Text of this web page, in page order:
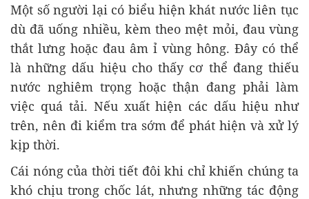
Một số người lại có biểu hiện khát nước liên tục
dù đã uống nhiều, kèm theo mệt mỏi, đau vùng
thắt lưng hoặc đau âm ỉ vùng hông. Đây có thể
là những dấu hiệu cho thấy cơ thể đang thiếu
nước nghiêm trọng hoặc thận đang phải làm
việc quá tải. Nếu xuất hiện các dấu hiệu như
trên, nên đi kiểm tra sớm để phát hiện và xử lý
kịp thời.
Cái nóng của thời tiết đôi khi chỉ khiến chúng ta
khó chịu trong chốc lát, nhưng những tác động